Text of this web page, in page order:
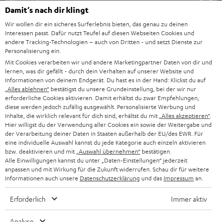
l
d
u
n
g
SOUNDBAR
HIFI-LAUTSPRECHER
SMART HOME
BLUETOOTH-LAUTSPRECHER
KOPFHÖRER
BLUETOOTH-KOPFHÖRER
STEREOANLAGEN
Unternehmen
SUPPORT
KARRIERE
PRESSE & MARKETING
GESCHÄFTSKUNDEN
PARTNERPROGRAMM
BLOG
NEWSLETTER
STORES
DEINE VORTEILE BEI TEUFEL
Teufel Onlineshops
DEUTSCHLAND
ÖSTERREICH
SCHWEIZ
NIEDERLANDE
BELGIEN
FRANKREICH
Damit‘s nach dir klingt
Wir wollen dir ein sicheres Surferlebnis bieten, das genau zu deinen
Interessen passt. Dafür nutzt Teufel auf diesen Webseiten Cookies und
andere Tracking-Technologien – auch von Dritten - und setzt Dienste zur
Personalisierung ein.
Mit Cookies verarbeiten wir und andere Marketingpartner Daten von dir und
lernen, was dir gefällt - durch dein Verhalten auf unserer Website und
Informationen von deinem Endgerät. Du hast es in der Hand: Klickst du auf
„Alles ablehnen“ bestätigst du unsere Grundeinstellung, bei der wir nur
erforderliche Cookies aktivieren. Damit erhältst du zwar Empfehlungen,
diese werden jedoch zufällig ausgewählt. Personalisierte Werbung und
Inhalte, die wirklich relevant für dich sind, erhältst du mit „Alles akzeptieren“.
Hier willigst du der Verwendung aller Cookies ein sowie der Weitergabe und
der Verarbeitung deiner Daten in Staaten außerhalb der EU/des EWR. Für
eine individuelle Auswahl kannst du jede Kategorie auch einzeln aktivieren
bzw. deaktivieren und mit „Auswahl übernehmen“ bestätigen.
Alle Einwilligungen kannst du unter „Daten-Einstellungen“ jederzeit
anpassen und mit Wirkung für die Zukunft widerrufen. Schau dir für weitere
Informationen auch unsere Datenschutzerklärung und das Impressum an.
Erforderlich Immer aktiv